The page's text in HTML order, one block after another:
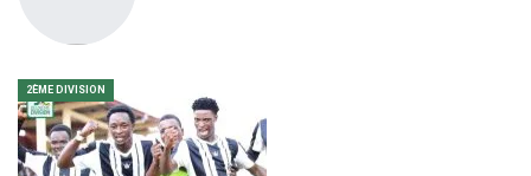
2ÈME DIVISION